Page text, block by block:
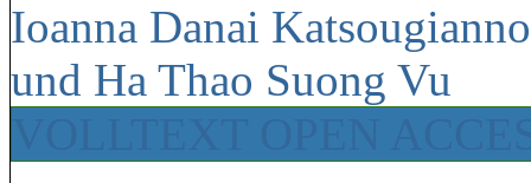
Ioanna Danai
und Ha Thao Suong Vu